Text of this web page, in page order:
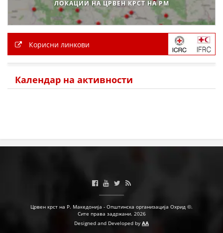
ЛОКАЦИИ НА ЦРВЕН КРСТ НА РМ
Корисни линкови
Календар на активности
Црвен крст на Р. Македонија - Општинска организација Охрид ©.
Сите права задржани. 2026
Designed and Developed by AA